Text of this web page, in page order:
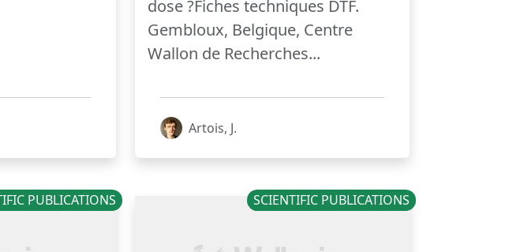
dose ?Fiches techniques DTF.
Gembloux, Belgique, Centre
Wallon de Recherches...
Artois, J.
PUBLICATIONS SCIENTIFIC PUBLICATIONS